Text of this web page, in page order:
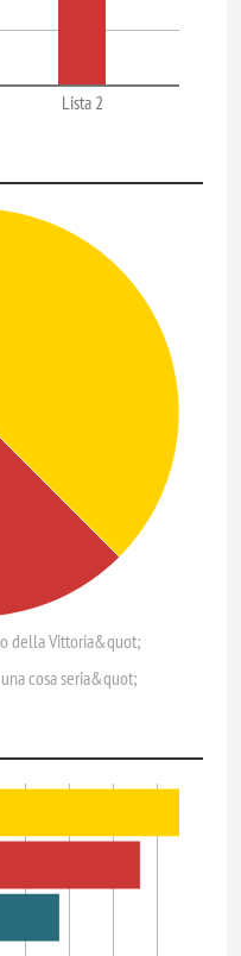
Lista 2
della Vittoria&quot;
cosa seria&quot;